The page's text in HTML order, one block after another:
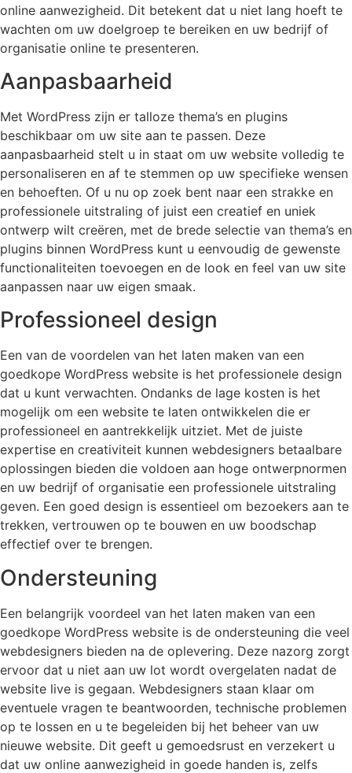
online aanwezigheid. Dit betekent dat u niet lang hoeft te
wachten om uw doelgroep te bereiken en uw bedrijf of
organisatie online te presenteren.
Aanpasbaarheid
Met WordPress zijn er talloze thema’s en plugins
beschikbaar om uw site aan te passen. Deze
aanpasbaarheid stelt u in staat om uw website volledig te
personaliseren en af te stemmen op uw specifieke wensen
en behoeften. Of u nu op zoek bent naar een strakke en
professionele uitstraling of juist een creatief en uniek
ontwerp wilt creëren, met de brede selectie van thema’s en
plugins binnen WordPress kunt u eenvoudig de gewenste
functionaliteiten toevoegen en de look en feel van uw site
aanpassen naar uw eigen smaak.
Professioneel design
Een van de voordelen van het laten maken van een
goedkope WordPress website is het professionele design
dat u kunt verwachten. Ondanks de lage kosten is het
mogelijk om een website te laten ontwikkelen die er
professioneel en aantrekkelijk uitziet. Met de juiste
expertise en creativiteit kunnen webdesigners betaalbare
oplossingen bieden die voldoen aan hoge ontwerpnormen
en uw bedrijf of organisatie een professionele uitstraling
geven. Een goed design is essentieel om bezoekers aan te
trekken, vertrouwen op te bouwen en uw boodschap
effectief over te brengen.
Ondersteuning
Een belangrijk voordeel van het laten maken van een
goedkope WordPress website is de ondersteuning die veel
webdesigners bieden na de oplevering. Deze nazorg zorgt
ervoor dat u niet aan uw lot wordt overgelaten nadat de
website live is gegaan. Webdesigners staan klaar om
eventuele vragen te beantwoorden, technische problemen
op te lossen en u te begeleiden bij het beheer van uw
nieuwe website. Dit geeft u gemoedsrust en verzekert u
dat uw online aanwezigheid in goede handen is, zelfs